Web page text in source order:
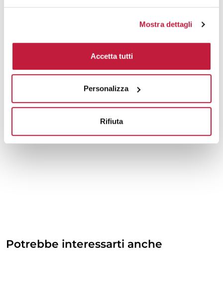
Mostra dettagli
Accetta tutti
Personalizza
Rifiuta
Potrebbe interessarti anche